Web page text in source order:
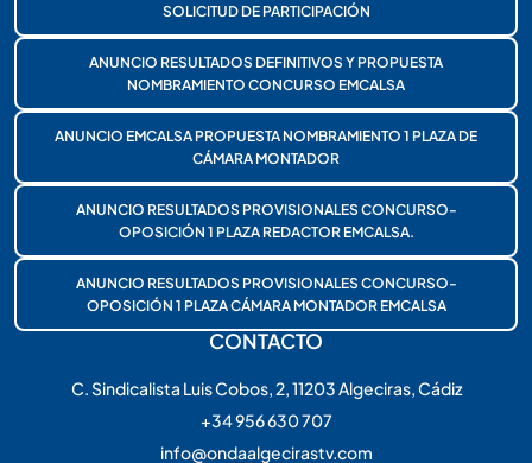
SOLICITUD DE PARTICIPACIÓN
ANUNCIO RESULTADOS DEFINITIVOS Y PROPUESTA
NOMBRAMIENTO CONCURSO EMCALSA
ANUNCIO EMCALSA PROPUESTA NOMBRAMIENTO 1 PLAZA DE
CÁMARA MONTADOR
ANUNCIO RESULTADOS PROVISIONALES CONCURSO-
OPOSICIÓN 1 PLAZA REDACTOR EMCALSA.
ANUNCIO RESULTADOS PROVISIONALES CONCURSO-
OPOSICIÓN 1 PLAZA CÁMARA MONTADOR EMCALSA
CONTACTO
C. Sindicalista Luis Cobos, 2, 11203 Algeciras, Cádiz
+34 956 630 707
info@ondaalgecirastv.com